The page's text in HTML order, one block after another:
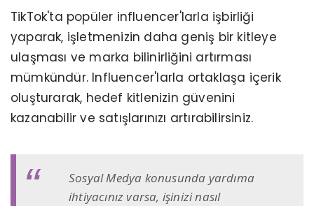
TikTok'ta popüler influencer'larla işbirliği
yaparak, işletmenizin daha geniş bir kitleye
ulaşması ve marka bilinirliğini artırması
mümkündür. Influencer'larla ortaklaşa içerik
oluşturarak, hedef kitlenizin güvenini
kazanabilir ve satışlarınızı artırabilirsiniz.
Sosyal Medya konusunda yardıma
ihtiyacınız varsa, işinizi nasıl